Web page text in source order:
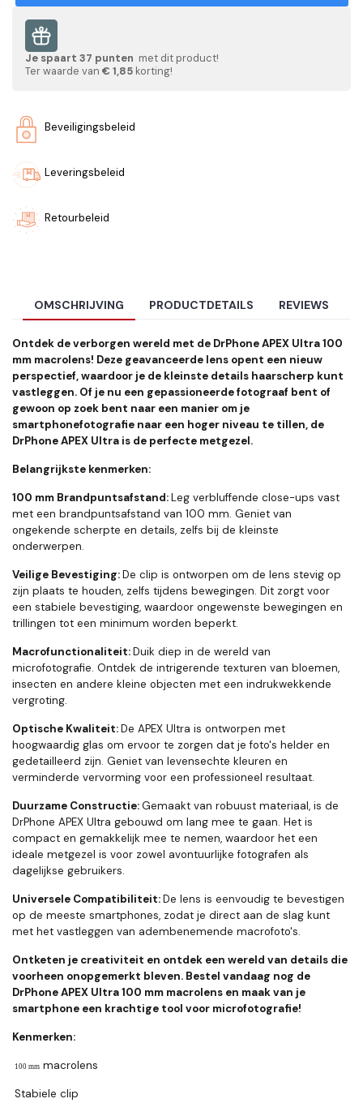
Je spaart 37 punten met dit product!
Ter waarde van € 1,85 korting!
Beveiligingsbeleid
Leveringsbeleid
Retourbeleid
OMSCHRIJVING PRODUCTDETAILS REVIEWS
Ontdek de verborgen wereld met de DrPhone APEX Ultra 100
mm macrolens! Deze geavanceerde lens opent een nieuw
perspectief, waardoor je de kleinste details haarscherp kunt
vastleggen. Of je nu een gepassioneerde fotograaf bent of
gewoon op zoek bent naar een manier om je
smartphonefotografie naar een hoger niveau te tillen, de
DrPhone APEX Ultra is de perfecte metgezel.
Belangrijkste kenmerken:
100 mm Brandpuntsafstand:Leg verbluffende close-ups vast
met een brandpuntsafstand van 100 mm. Geniet van
ongekende scherpte en details, zelfs bij de kleinste
onderwerpen.
Veilige Bevestiging:De clip is ontworpen om de lens stevig op
zijn plaats te houden, zelfs tijdens bewegingen. Dit zorgt voor
een stabiele bevestiging, waardoor ongewenste bewegingen en
trillingen tot een minimum worden beperkt.
Macrofunctionaliteit:Duik diep in de wereld van
microfotografie. Ontdek de intrigerende texturen van bloemen,
insecten en andere kleine objecten met een indrukwekkende
vergroting.
Optische Kwaliteit:De APEX Ultra is ontworpen met
hoogwaardig glas om ervoor te zorgen dat je foto's helder en
gedetailleerd zijn. Geniet van levensechte kleuren en
verminderde vervorming voor een professioneel resultaat.
Duurzame Constructie:Gemaakt van robuust materiaal, is de
DrPhone APEX Ultra gebouwd om lang mee te gaan. Het is
compact en gemakkelijk mee te nemen, waardoor het een
ideale metgezel is voor zowel avontuurlijke fotografen als
dagelijkse gebruikers.
Universele Compatibiliteit:De lens is eenvoudig te bevestigen
op de meeste smartphones, zodat je direct aan de slag kunt
met het vastleggen van adembenemende macrofoto's.
Ontketen je creativiteit en ontdek een wereld van details die
voorheen onopgemerkt bleven. Bestel vandaag nog de
DrPhone APEX Ultra 100 mm macrolens en maak van je
smartphone een krachtige tool voor microfotografie!
Kenmerken:
mm macrolens
Stabiele clip